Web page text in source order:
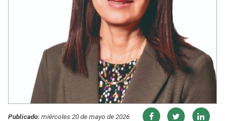
Publicado:miércoles 20 de mayo de 2026